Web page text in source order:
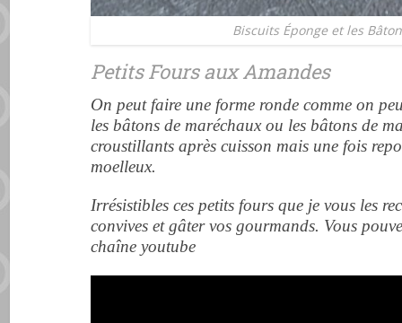
Biscuits Éponge et les
Petits Fours aux Amandes
On peut faire une forme ronde comme on
les bâtons de maréchaux ou les bâtons de
croustillants après cuisson mais une fois
moelleux.
Irrésistibles ces petits fours que je vous les
convives et gâter vos gourmands. Vous
chaîne youtube